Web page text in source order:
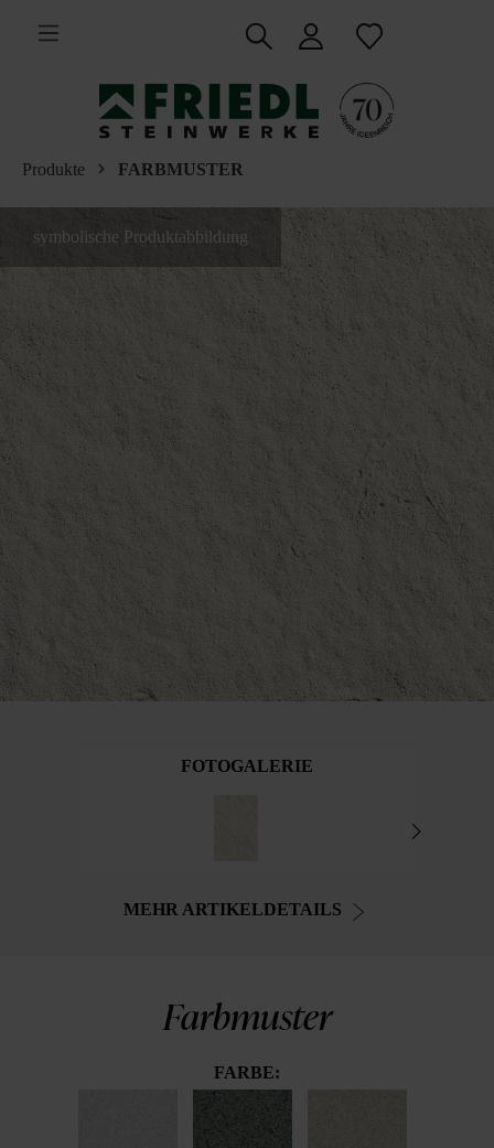
springen
Produkte FARBMUSTER
symbolische Produktabbildung
FOTOGALERIE
MEHR ARTIKELDETAILS
Farbmuster
FARBE: